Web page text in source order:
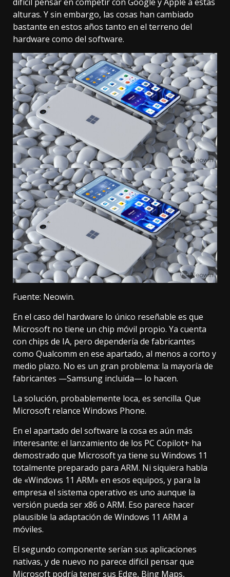
alturas. Y sin embargo, las cosas han cambiado
bastante en estos años tanto en el terreno del
hardware como del software.
Fuente: Neowin.
En el caso del hardware lo único reseñable es que
Microsoft no tiene un chip móvil propio. Ya cuenta
con chips de IA, pero dependería de fabricantes
como Qualcomm en ese apartado, al menos a corto y
medio plazo. No es un gran problema: la mayoría de
fabricantes —Samsung incluida— lo hacen.
La solución, probablemente loca, es sencilla. Que
Microsoft relance Windows Phone.
En el apartado del software la cosa es aún más
interesante: el lanzamiento de los PC Copilot+ ha
demostrado que Microsoft ya tiene su Windows 11
totalmente preparado para ARM. Ni siquiera habla
de «Windows 11 ARM» en esos equipos, y para la
empresa el sistema operativo es uno aunque la
versión pueda ser x86 o ARM. Eso parece hacer
plausible la adaptación de Windows 11 ARM a
móviles.
El segundo componente serían sus aplicaciones
nativas, y de nuevo no parece difícil pensar que
Microsoft podría tener sus Edge, Bing Maps,